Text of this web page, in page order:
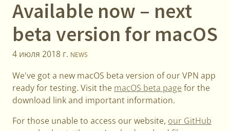
Available now – next
beta version for macOS
4 июля 2018 г. NEWS
We've got a new macOS beta version of our VPN app
ready for testing. Visit the macOS beta page for the
download link and important information.
For those unable to access our website, our GitHub